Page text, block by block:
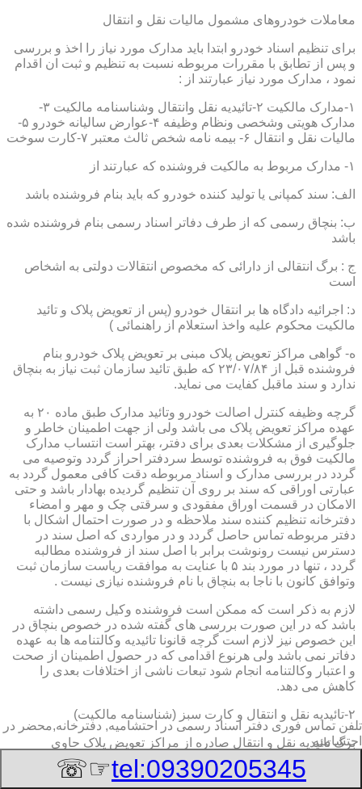
معاملات خودروهای مشمول مالیات نقل و انتقال
برای تنظیم اسناد خودرو ابتدا باید مدارک مورد نیاز را اخذ و بررسی
و پس از تطابق با مقررات مربوطه نسبت به تنظیم و ثبت ان اقدام
نمود ، مدارک مورد نیاز عبارتند از :
۱-مدارک مالکیت ۲-تائیدیه نقل وانتقال وشناسنامه مالکیت ۳-
مدارک هویتی وشخصی ونظام وظیفه ۴-عوارض سالیانه خودرو ۵-
مالیات نقل و انتقال ۶- بیمه نامه شخص ثالث معتبر ۷-کارت سوخت
۱- مدارک مربوط به مالکیت فروشنده که عبارتند از
الف: سند کمپانی یا تولید کننده خودرو که باید بنام فروشنده باشد
ب: بنچاق رسمی که از طرف دفاتر اسناد رسمی بنام فروشنده شده
باشد
ج : برگ انتقالی از دارائی که مخصوص انتقالات دولتی به اشخاص
است
د: اجرائیه دادگاه ها بر انتقال خودرو (پس از تعویض پلاک و تائید
مالکیت محکوم علیه واخذ استعلام از راهنمائی )
ه- گواهی مراکز تعویض پلاک مبنی بر تعویض پلاک خودرو بنام
فروشنده قبل از ۲۳/۰۷/۸۴ که طبق تائید سازمان ثبت نیاز به بنچاق
ندارد و سند ماقبل کفایت می نماید.
گرچه وظیفه کنترل اصالت خودرو وتائید مدارک طبق ماده ۲۰ به
عهده مراکز تعویض پلاک می باشد ولی از جهت اطمینان خاطر و
جلوگیری از مشکلات بعدی برای دفتر، بهتر است انتساب مدارک
مالکیت فوق به فروشنده توسط سردفتر احراز گردد وتوصیه می
گردد در بررسی مدارک و اسناد مربوطه دقت کافی معمول گردد به
عبارتی اوراقی که سند بر روی آن تنظیم گردیده بهادار باشد و حتی
الامکان در قسمت اوراق مفقودی و سرقتی چک و مهر و امضاء
دفترخانه تنظیم کننده سند ملاحظه و در صورت احتمال اشکال با
دفتر مربوطه تماس حاصل گردد و در مواردی که اصل سند در
دسترس نیست رونوشت برابر با اصل سند از فروشنده مطالبه
گردد ، تنها در مورد بند ۵ با عنایت به موافقت ریاست سازمان ثبت
وتوافق کانون با ناجا به بنچاق با نام فروشنده نیازی نیست .
لازم به ذکر است که ممکن است فروشنده وکیل رسمی داشته
باشد که در این صورت بررسی های گفته شده در خصوص بنچاق در
این خصوص نیز لازم است گرچه قانونا تائیدیه وکالتنامه ها به عهده
دفاتر نمی باشد ولی هرنوع اقدامی که در حصول اطمینان از صحت
و اعتبار وکالتنامه انجام شود تبعات ناشی از اختلافات بعدی را
کاهش می دهد.
۲-تائیدیه نقل و انتقال و کارت سبز (شناسنامه مالکیت)
برگ تائیدیه نقل و انتقال صادره از مراکز تعویض پلاک حاوی
مشخصات کامل خودرو اعم از نوع ، سیستم ، مدل ، رنگ ، شماره
تلفن تماس فوری دفتر اسناد رسمی در احتشامیه, دفترخانه,محضر در
احتشامیه
tel:09390205345
☞☏